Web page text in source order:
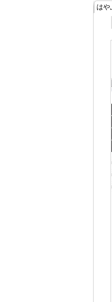
はや